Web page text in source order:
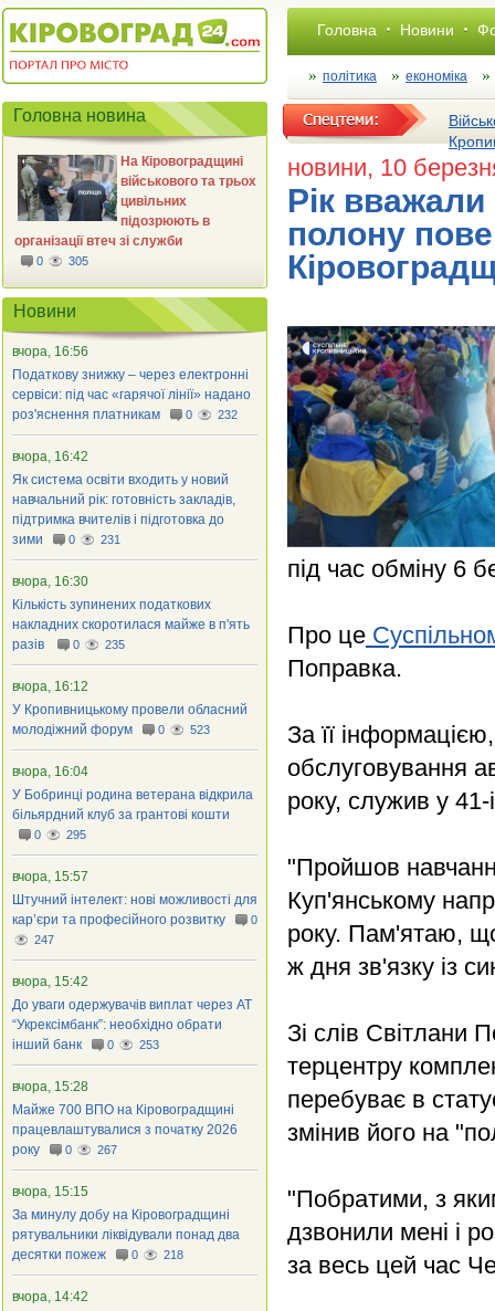
Головна Новини
політика економіка
новини, 10
Рік вважали
полону
під час обміну 6
Про це
Поправка.
За її
обслуговування
року, служив у 41-
"Пройшов
Куп'янському
року. Пам'ятаю, що
ж дня зв'язку із
Зі слів Світлани
терцентру
перебуває в
змінив його на
"Побратими, з
дзвонили мені і
за весь цей час
Головна новина
На Кіровоградщині
військового та трьох
цивільних
підозрюють в
організації втеч зі служби
0 305
Новини
вчора, 16:56
Податкову знижку – через електронні
сервіси: під час «гарячої лінії» надано
роз'яснення платникам
0 232
вчора, 16:42
Як система освіти входить у новий
навчальний рік: готовність закладів,
підтримка вчителів і підготовка до
зими
0 231
вчора, 16:30
Кількість зупинених податкових
накладних скоротилася майже в п'ять
разів
0 235
вчора, 16:12
У Кропивницькому провели обласний
молодіжний форум
0 523
вчора, 16:04
У Бобринці родина ветерана відкрила
більярдний клуб за грантові кошти
0 295
вчора, 15:57
Штучний інтелект: нові можливості для
кар’єри та професійного розвитку
0
247
вчора, 15:42
До уваги одержувачів виплат через АТ
“Укрексімбанк”: необхідно обрати
інший банк
0 253
вчора, 15:28
Майже 700 ВПО на Кіровоградщині
працевлаштувалися з початку 2026
року
0 267
вчора, 15:15
За минулу добу на Кіровоградщині
рятувальники ліквідували понад два
десятки пожеж
0 218
вчора, 14:42